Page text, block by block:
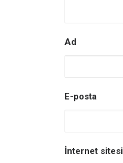
Ad
E-posta
İnternet sitesi